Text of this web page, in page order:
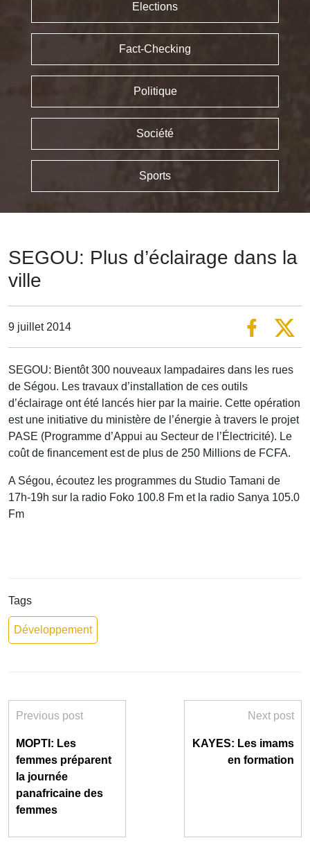
Elections
Fact-Checking
Politique
Société
Sports
SEGOU: Plus d’éclairage dans la
ville
9 juillet 2014
SEGOU: Bientôt 300 nouveaux lampadaires dans les rues
de Ségou. Les travaux d’installation de ces outils
d’éclairage ont été lancés hier par la mairie. Cette opération
est une initiative du ministère de l’énergie à travers le projet
PASE (Programme d’Appui au Secteur de l’Électricité). Le
coût de financement est de plus de 250 Millions de FCFA.
A Ségou, écoutez les programmes du Studio Tamani de
17h-19h sur la radio Foko 100.8 Fm et la radio Sanya 105.0
Fm
Tags
Développement
Previous post
MOPTI: Les
femmes préparent
la journée
panafricaine des
femmes
Next post
KAYES: Les imams
en formation